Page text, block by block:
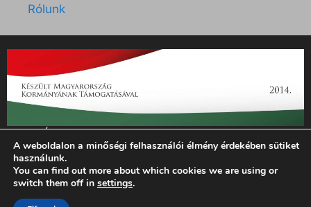
Rólunk
„Az Új Ember katolikus hetilap 2014. évi működésének
támogatását az EGYH-KCP-14-P-0121 sz. támogatási
szerződés keretében 3 000 000 Ft összegben támogatta az
Emberi Erőforrások Minisztériuma.”
A weboldalon a minőségi felhasználói élmény érdekében sütiket
használunk.
You can find out more about which cookies we are using or
switch them off in settings.